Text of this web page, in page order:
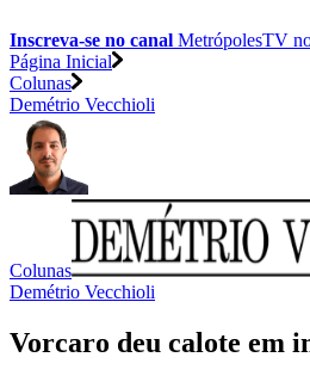
Inscreva-se no canal MetrópolesTV
Página Inicial
Colunas
Demétrio Vecchioli
Colunas
Demétrio Vecchioli
Vorcaro deu calote em